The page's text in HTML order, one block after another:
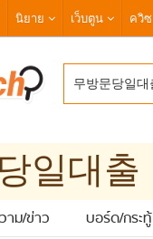
นิยาย เว็บตูน ควิซ
าม/ข่าว บอร์ด/กระทู้